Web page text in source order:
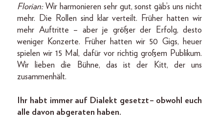
Florian: Wir harmonieren sehr gut, sonst gäb’s uns nicht
mehr. Die Rollen sind klar verteilt. Früher hatten wir
mehr Auftritte – aber je größer der Erfolg, desto
weniger Konzerte. Früher hatten wir 50 Gigs, heuer
spielen wir 15 Mal, dafür vor richtig großem Publikum.
Wir lieben die Bühne, das ist der Kitt, der uns
zusammenhält.
Ihr habt immer auf Dialekt gesetzt – obwohl euch
alle davon abgeraten haben.